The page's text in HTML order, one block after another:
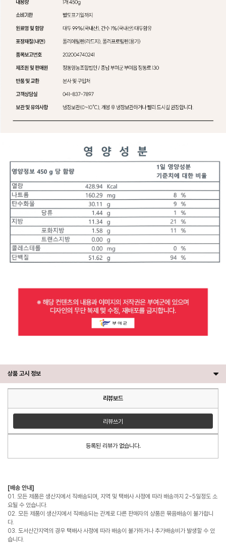
상품 고시 정보
리뷰보드
리뷰쓰기
등록된 리뷰가 없습니다.
[배송 안내]
01. 모든 제품은 생산지에서 직배송되며, 지역 및 택배사 사정에 따라 배송까지 2~5일정도 소
요될 수 있습니다.
02. 모든 제품이 생산지에서 직배송되는 관계로 다른 판매자의 상품은 묶음배송이 불가합니
다.
03. 도서산간지역의 경우 택배사 사정에 따라 배송이 불가하거나 추가배송비가 발생할 수 있
습니다.